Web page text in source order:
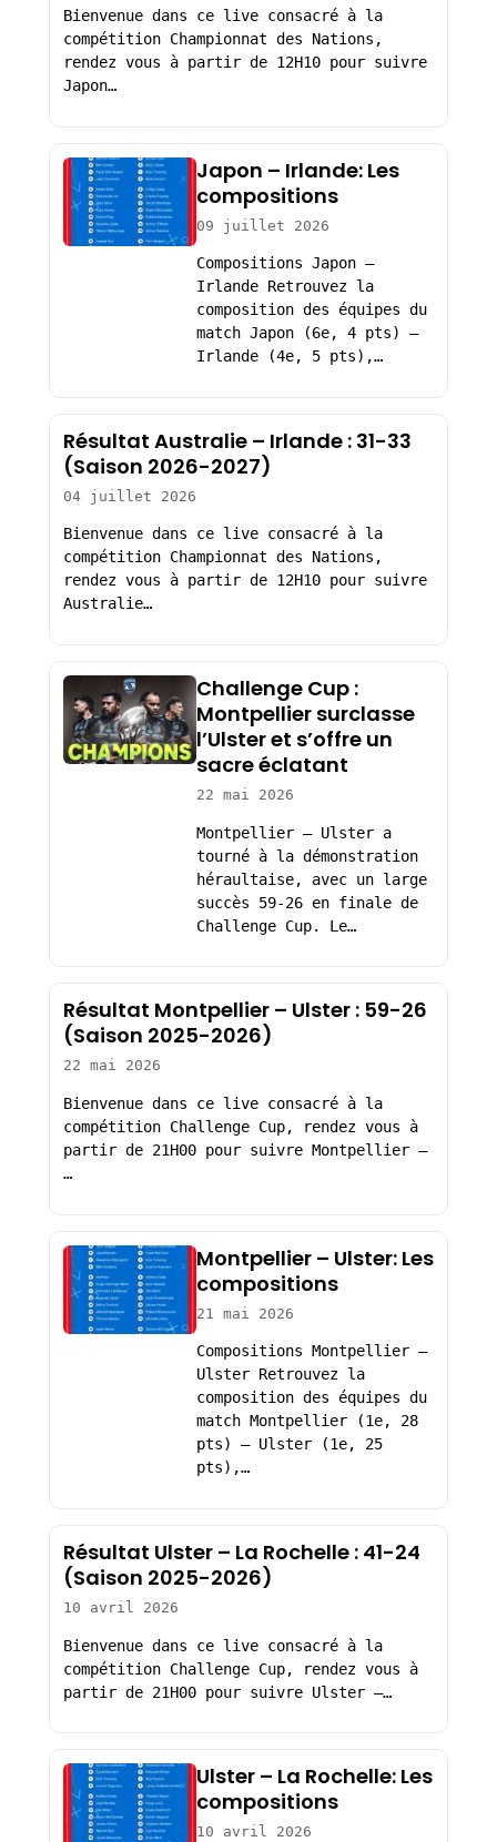
Bienvenue dans ce live consacré à la
compétition Championnat des Nations,
rendez vous à partir de 12H10 pour suivre
Japon…
Japon – Irlande: Les
compositions
09 juillet 2026
Compositions Japon –
Irlande Retrouvez la
composition des équipes du
match Japon (6e, 4 pts) –
Irlande (4e, 5 pts),…
Résultat Australie – Irlande : 31-33
(Saison 2026-2027)
04 juillet 2026
Bienvenue dans ce live consacré à la
compétition Championnat des Nations,
rendez vous à partir de 12H10 pour suivre
Australie…
Challenge Cup :
Montpellier surclasse
l’Ulster et s’offre un
sacre éclatant
22 mai 2026
Montpellier – Ulster a
tourné à la démonstration
héraultaise, avec un large
succès 59-26 en finale de
Challenge Cup. Le…
Résultat Montpellier – Ulster : 59-26
(Saison 2025-2026)
22 mai 2026
Bienvenue dans ce live consacré à la
compétition Challenge Cup, rendez vous à
partir de 21H00 pour suivre Montpellier –
…
Montpellier – Ulster: Les
compositions
21 mai 2026
Compositions Montpellier –
Ulster Retrouvez la
composition des équipes du
match Montpellier (1e, 28
pts) – Ulster (1e, 25
pts),…
Résultat Ulster – La Rochelle : 41-24
(Saison 2025-2026)
10 avril 2026
Bienvenue dans ce live consacré à la
compétition Challenge Cup, rendez vous à
partir de 21H00 pour suivre Ulster –…
Ulster – La Rochelle: Les
compositions
10 avril 2026